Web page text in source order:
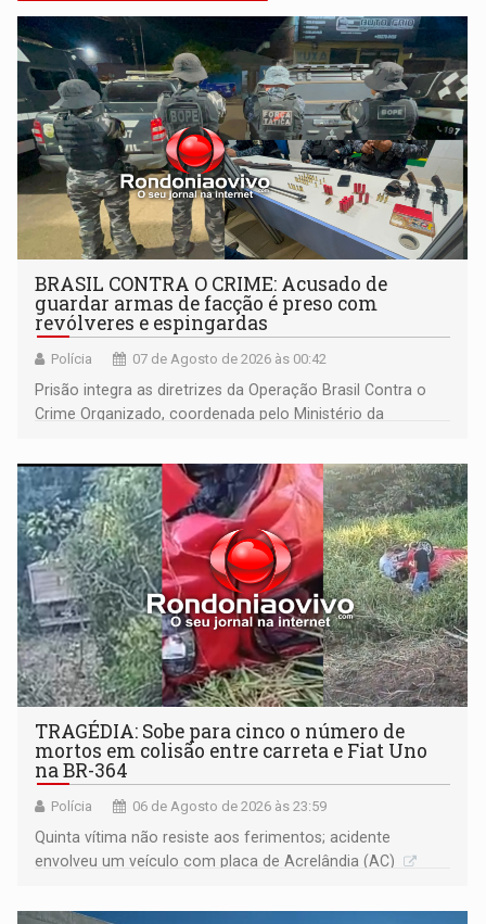
BRASIL CONTRA O CRIME: Acusado de
guardar armas de facção é preso com
revólveres e espingardas
Polícia 07 de Agosto de 2026 às 00:42
Prisão integra as diretrizes da Operação Brasil Contra o
Crime Organizado, coordenada pelo Ministério da
TRAGÉDIA: Sobe para cinco o número de
mortos em colisão entre carreta e Fiat Uno
na BR-364
Polícia 06 de Agosto de 2026 às 23:59
Quinta vítima não resiste aos ferimentos; acidente
envolveu um veículo com placa de Acrelândia (AC)